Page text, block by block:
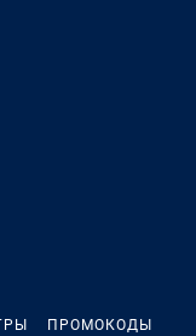
ПРОМОКОДЫ